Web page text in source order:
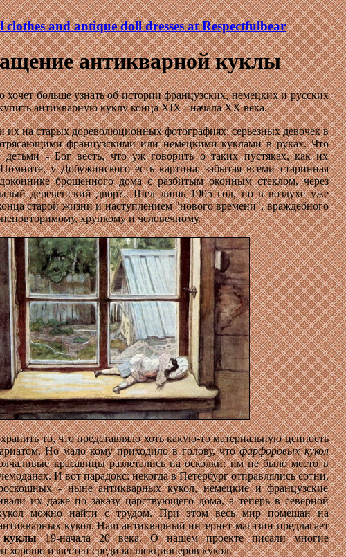
clothes and antique doll dresses at Respectfulbear
антикварной куклы
хочет больше узнать об истории французских, немецких и русских
антикварную куклу конца XIX - начала XX века.
их на старых дореволюционных фотографиях: серьезных девочек в
французскими или немецкими куклами в руках. Что
детьми - Бог весть, что уж говорить о таких пустяках, как их
у Добужинского есть картина: забытая всеми старинная
брошенного дома с разбитым оконным стеклом, через
деревенский двор?.. Шел лишь 1905 год, но в воздухе уже
старой жизни и наступлением "нового времени", враждебного
хрупкому и человечному.
то, что представляло хоть какую-то материальную ценность
Но мало кому приходило в голову, чтофарфоровых кукол
красавицы разлетались на осколки: им не было место в
И вот парадокс: некогда в Петербург отправлялись сотни,
- ныне антикварных кукол, немецкие и французские
их даже по заказу царствующего дома, а теперь в северной
можно найти с трудом. При этом весь мир помешан на
кукол. Наш антикварный интернет-магазин предлагает
куклы19-начала 20 века. О нашем проекте писали многие
хорошо известен среди коллекционеров кукол.